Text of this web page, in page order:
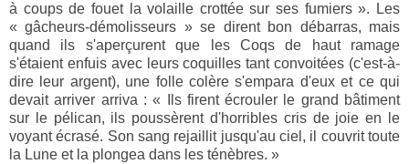
à coups de fouet la volaille crottée sur ses fumiers ». Les
« gâcheurs-démolisseurs » se dirent bon débarras, mais
quand ils s'aperçurent que les Coqs de haut ramage
s'étaient enfuis avec leurs coquilles tant convoitées (c'est-à-
dire leur argent), une folle colère s'empara d'eux et ce qui
devait arriver arriva :«
Ils firent écrouler le grand bâtiment
sur le pélican, ils poussèrent d'horribles cris de joie en le
voyant écrasé. Son sang rejaillit jusqu'au ciel, il couvrit toute
la Lune et la plongea dans les ténèbres. »